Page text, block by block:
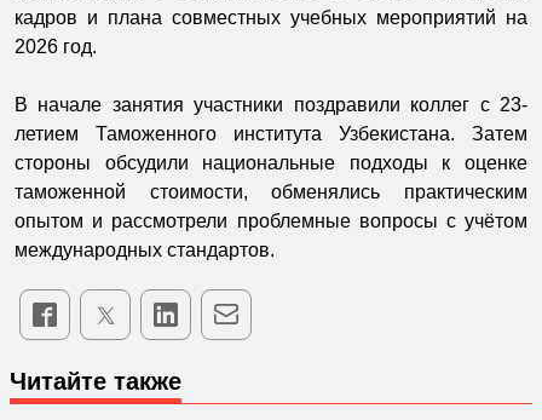
кадров и плана совместных учебных мероприятий на
2026 год.
В начале занятия участники поздравили коллег с 23-
летием Таможенного института Узбекистана. Затем
стороны обсудили национальные подходы к оценке
таможенной стоимости, обменялись практическим
опытом и рассмотрели проблемные вопросы с учётом
международных стандартов.
Читайте также